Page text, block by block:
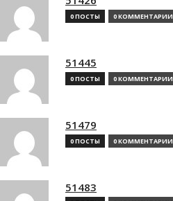
0 ПОСТЫ 0 КОММЕНТАРИИ
51445
0 ПОСТЫ 0 КОММЕНТАРИИ
51479
0 ПОСТЫ 0 КОММЕНТАРИИ
51483